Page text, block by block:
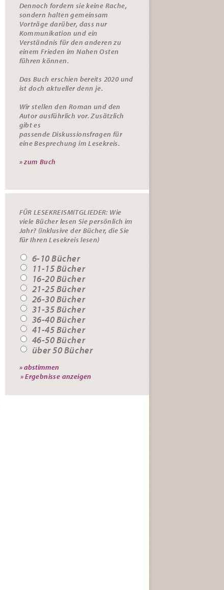
Dennoch fordern sie keine Rache,
sondern halten gemeinsam
Vorträge darüber, dass nur
Kommunikation und ein
Verständnis für den anderen zu
einem Frieden im Nahen Osten
führen können.
Das Buch erschien bereits 2020 und
ist doch aktueller denn je.
Wir stellen den Roman und den
Autor ausführlich vor. Zusätzlich
gibt es
passendeDiskussionsfragenfür
eine Besprechung im Lesekreis.
» zum Buch
FÜR LESEKREISMITGLIEDER: Wie
viele Bücher lesen Sie persönlich im
Jahr? (inklusive der Bücher, die Sie
für Ihren Lesekreis lesen)
6-10 Bücher
11-15 Bücher
16-20 Bücher
21-25 Bücher
26-30 Bücher
31-35 Bücher
36-40 Bücher
41-45 Bücher
46-50 Bücher
über 50 Bücher
» Ergebnisse anzeigen